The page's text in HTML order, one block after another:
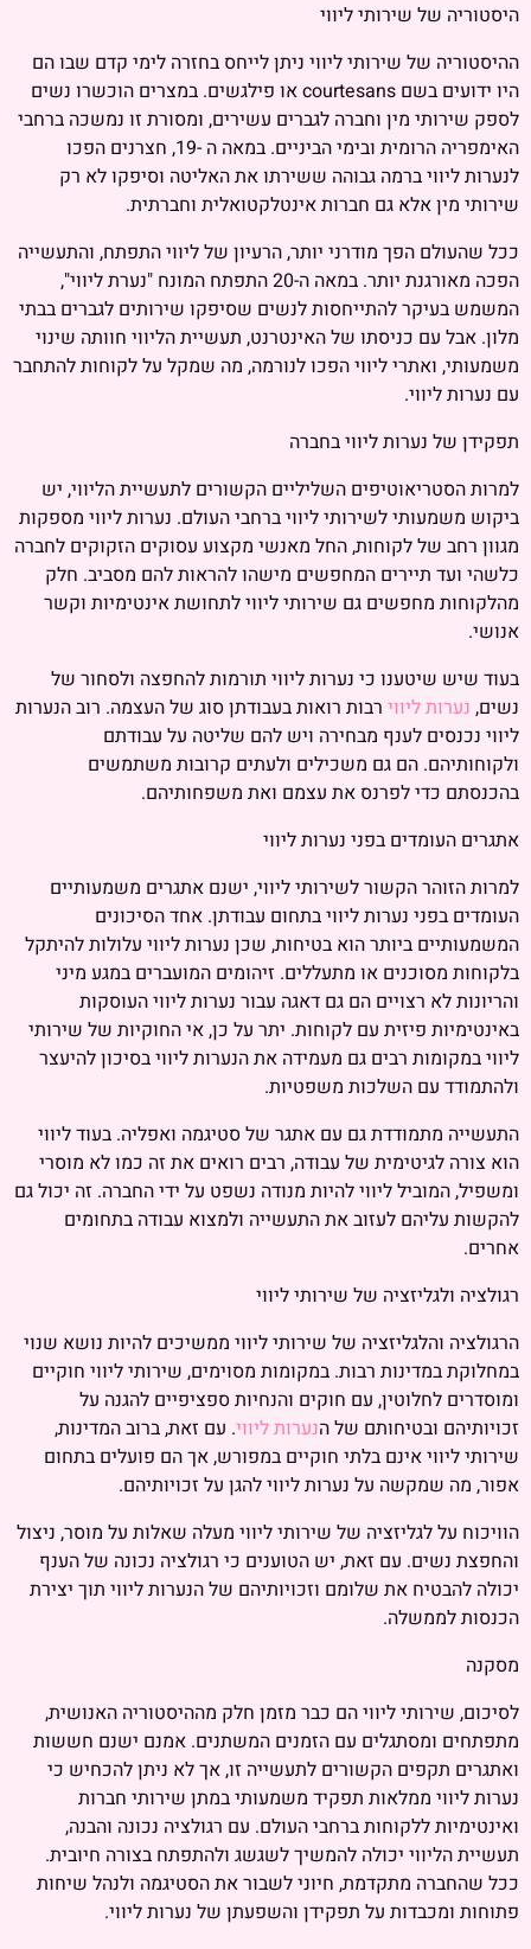
היסטוריה של שירותי ליווי
ההיסטוריה של שירותי ליווי ניתן לייחס בחזרה לימי קדם שבו הם
היו ידועים בשם courtesans או פילגשים. במצרים הוכשרו נשים
לספק שירותי מין וחברה לגברים עשירים, ומסורת זו נמשכה ברחבי
האימפריה הרומית ובימי הביניים. במאה ה -19, חצרנים הפכו
לנערות ליווי ברמה גבוהה ששירתו את האליטה וסיפקו לא רק
שירותי מין אלא גם חברות אינטלקטואלית וחברתית.
ככל שהעולם הפך מודרני יותר, הרעיון של ליווי התפתח, והתעשייה
הפכה מאורגנת יותר. במאה ה-20 התפתח המונח "נערת ליווי",
המשמש בעיקר להתייחסות לנשים שסיפקו שירותים לגברים בבתי
מלון. אבל עם כניסתו של האינטרנט, תעשיית הליווי חוותה שינוי
משמעותי, ואתרי ליווי הפכו לנורמה, מה שמקל על לקוחות להתחבר
עם נערות ליווי.
תפקידן של נערות ליווי בחברה
למרות הסטריאוטיפים השליליים הקשורים לתעשיית הליווי, יש
ביקוש משמעותי לשירותי ליווי ברחבי העולם. נערות ליווי מספקות
מגוון רחב של לקוחות, החל מאנשי מקצוע עסוקים הזקוקים לחברה
כלשהי ועד תיירים המחפשים מישהו להראות להם מסביב. חלק
מהלקוחות מחפשים גם שירותי ליווי לתחושת אינטימיות וקשר
אנושי.
בעוד שיש שיטענו כי נערות ליווי תורמות להחפצה ולסחור של
נשים, נערות ליווי רבות רואות בעבודתן סוג של העצמה. רוב הנערות
ליווי נכנסים לענף מבחירה ויש להם שליטה על עבודתם
ולקוחותיהם. הם גם משכילים ולעתים קרובות משתמשים
בהכנסתם כדי לפרנס את עצמם ואת משפחותיהם.
אתגרים העומדים בפני נערות ליווי
למרות הזוהר הקשור לשירותי ליווי, ישנם אתגרים משמעותיים
העומדים בפני נערות ליווי בתחום עבודתן. אחד הסיכונים
המשמעותיים ביותר הוא בטיחות, שכן נערות ליווי עלולות להיתקל
בלקוחות מסוכנים או מתעללים. זיהומים המועברים במגע מיני
והריונות לא רצויים הם גם דאגה עבור נערות ליווי העוסקות
באינטימיות פיזית עם לקוחות. יתר על כן, אי החוקיות של שירותי
ליווי במקומות רבים גם מעמידה את הנערות ליווי בסיכון להיעצר
ולהתמודד עם השלכות משפטיות.
התעשייה מתמודדת גם עם אתגר של סטיגמה ואפליה. בעוד ליווי
הוא צורה לגיטימית של עבודה, רבים רואים את זה כמו לא מוסרי
ומשפיל, המוביל ליווי להיות מנודה נשפט על ידי החברה. זה יכול גם
להקשות עליהם לעזוב את התעשייה ולמצוא עבודה בתחומים
אחרים.
רגולציה ולגליזציה של שירותי ליווי
הרגולציה והלגליזציה של שירותי ליווי ממשיכים להיות נושא שנוי
במחלוקת במדינות רבות. במקומות מסוימים, שירותי ליווי חוקיים
ומוסדרים לחלוטין, עם חוקים והנחיות ספציפיים להגנה על
זכויותיהם ובטיחותם של הנערות ליווי. עם זאת, ברוב המדינות,
שירותי ליווי אינם בלתי חוקיים במפורש, אך הם פועלים בתחום
אפור, מה שמקשה על נערות ליווי להגן על זכויותיהם.
הוויכוח על לגליזציה של שירותי ליווי מעלה שאלות על מוסר, ניצול
והחפצת נשים. עם זאת, יש הטוענים כי רגולציה נכונה של הענף
יכולה להבטיח את שלומם וזכויותיהם של הנערות ליווי תוך יצירת
הכנסות לממשלה.
מסקנה
לסיכום, שירותי ליווי הם כבר מזמן חלק מההיסטוריה האנושית,
מתפתחים ומסתגלים עם הזמנים המשתנים. אמנם ישנם חששות
ואתגרים תקפים הקשורים לתעשייה זו, אך לא ניתן להכחיש כי
נערות ליווי ממלאות תפקיד משמעותי במתן שירותי חברות
ואינטימיות ללקוחות ברחבי העולם. עם רגולציה נכונה והבנה,
תעשיית הליווי יכולה להמשיך לשגשג ולהתפתח בצורה חיובית.
ככל שהחברה מתקדמת, חיוני לשבור את הסטיגמה ולנהל שיחות
פתוחות ומכבדות על תפקידן והשפעתן של נערות ליווי.